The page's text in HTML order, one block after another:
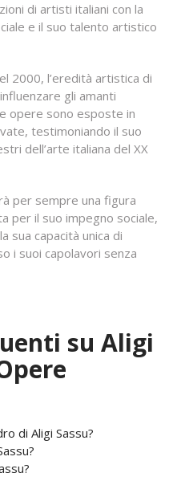
di artisti italiani con la
e il suo talento artistico
2000, l’eredità artistica di
gli amanti
opere sono esposte in
testimoniando il suo
dell’arte italiana del XX
per sempre una figura
per il suo impegno sociale,
sua capacità unica di
i suoi capolavori senza
su Aligi
di Aligi Sassu?